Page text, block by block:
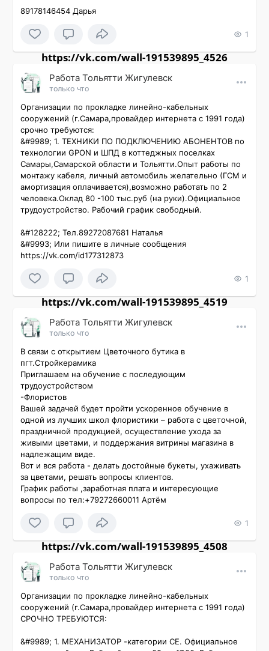
89178146454 Дарья
1
https://vk.com/wall-191539895_4526
Работа Тольятти Жигулевск
только что
Организации по прокладке линейно-кабельных
сооружений (г.Самара,провайдер интернета с 1991 года)
срочно требуются:
&#9989; 1. ТЕХНИКИ ПО ПОДКЛЮЧЕНИЮ АБОНЕНТОВ по
технологии GPON и ШПД в коттеджных поселках
Самары,Самарской области и Тольятти.Опыт работы по
монтажу кабеля, личный автомобиль желательно (ГСМ и
амортизация оплачивается),возможно работать по 2
человека.Оклад 80 -100 тыс.руб (на руки).Официальное
трудоустройство. Рабочий график свободный.
&#128222; Тел.89272087681 Наталья
&#9993; Или пишите в личные сообщения
https://vk.com/id177312873
1
https://vk.com/wall-191539895_4519
Работа Тольятти Жигулевск
только что
В связи с открытием Цветочного бутика в
пгт.Стройкерамика
Приглашаем на обучение с последующим
трудоустройством
-Флористов
Вашей задачей будет пройти ускоренное обучение в
одной из лучших школ флористики – работа с цветочной,
праздничной продукцией, осуществление ухода за
живыми цветами, и поддержания витрины магазина в
надлежащим виде.
Вот и вся работа - делать достойные букеты, ухаживать
за цветами, решать вопросы клиентов.
График работы ,заработная плата и интересующие
вопросы по тел:+79272660011 Артём
1
https://vk.com/wall-191539895_4508
Работа Тольятти Жигулевск
только что
Организации по прокладке линейно-кабельных
сооружений (г.Самара,провайдер интернета с 1991 года)
СРОЧНО ТРЕБУЮТСЯ:
&#9989; 1. МЕХАНИЗАТОР -категории СЕ. Официальное